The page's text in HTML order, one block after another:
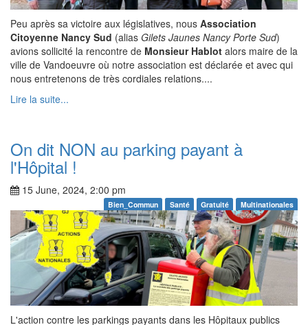
Peu après sa victoire aux législatives, nous Association
Citoyenne Nancy Sud (alias Gilets Jaunes Nancy Porte Sud)
avions sollicité la rencontre de Monsieur Hablot alors maire de la
ville de Vandoeuvre où notre association est déclarée et avec qui
nous entretenons de très cordiales relations....
Lire la suite...
On dit NON au parking payant à
l'Hôpital !
15 June, 2024, 2:00 pm
Bien_Commun Santé Gratuité Multinationales
L'action contre les parkings payants dans les Hôpitaux publics